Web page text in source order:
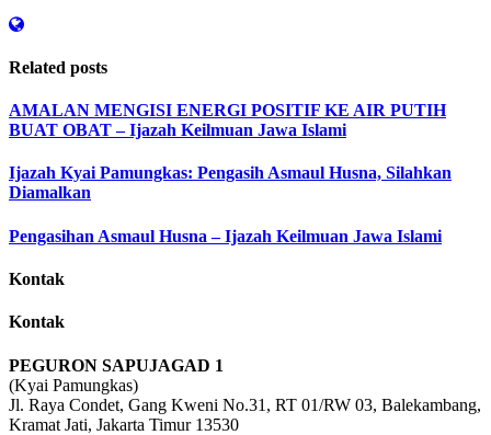
Related posts
AMALAN MENGISI ENERGI POSITIF KE AIR PUTIH
BUAT OBAT – Ijazah Keilmuan Jawa Islami
Ijazah Kyai Pamungkas: Pengasih Asmaul Husna, Silahkan
Diamalkan
Pengasihan Asmaul Husna – Ijazah Keilmuan Jawa Islami
Kontak
Kontak
PEGURON SAPUJAGAD 1
(Kyai Pamungkas)
Jl. Raya Condet, Gang Kweni No.31, RT 01/RW 03, Balekambang,
Kramat Jati, Jakarta Timur 13530